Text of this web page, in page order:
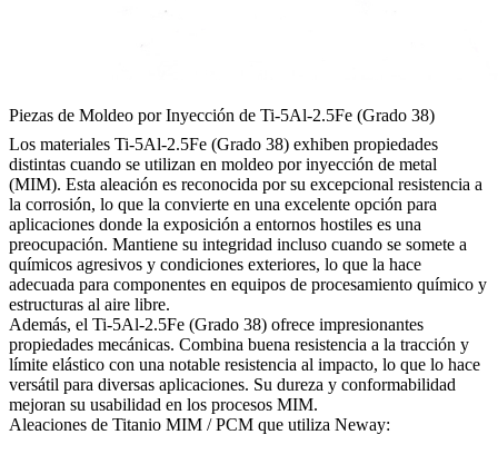
Piezas de Moldeo por Inyección de Ti-5Al-2.5Fe (Grado 38)
Los materiales Ti-5Al-2.5Fe (Grado 38) exhiben propiedades
distintas cuando se utilizan en moldeo por inyección de metal
(MIM). Esta aleación es reconocida por su excepcional resistencia a
la corrosión, lo que la convierte en una excelente opción para
aplicaciones donde la exposición a entornos hostiles es una
preocupación. Mantiene su integridad incluso cuando se somete a
químicos agresivos y condiciones exteriores, lo que la hace
adecuada para componentes en equipos de procesamiento químico y
estructuras al aire libre.
Además, el Ti-5Al-2.5Fe (Grado 38) ofrece impresionantes
propiedades mecánicas. Combina buena resistencia a la tracción y
límite elástico con una notable resistencia al impacto, lo que lo hace
versátil para diversas aplicaciones. Su dureza y conformabilidad
mejoran su usabilidad en los procesos MIM.
Aleaciones de Titanio MIM / PCM que utiliza Neway: